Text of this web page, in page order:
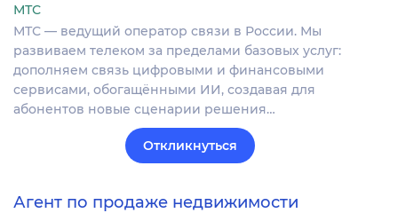
МТС
МТС — ведущий оператор связи в России. Мы
развиваем телеком за пределами базовых услуг:
дополняем связь цифровыми и финансовыми
сервисами, обогащёнными ИИ, создавая для
абонентов новые сценарии решения…
Откликнуться
Агент по продаже недвижимости